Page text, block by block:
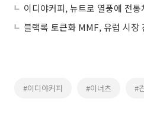
이디야커피, 뉴트로 열풍에 전
블랙록 토큰화 MMF, 유럽 시장
#이디야커피 #이너츠 #